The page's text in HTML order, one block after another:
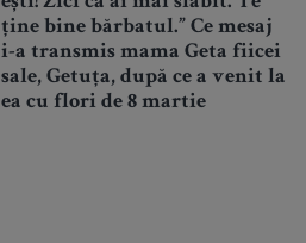
ține bine bărbatul.” Ce mesaj
i-a transmis mama Geta fiicei
sale, Getuța, după ce a venit la
ea cu flori de 8 martie